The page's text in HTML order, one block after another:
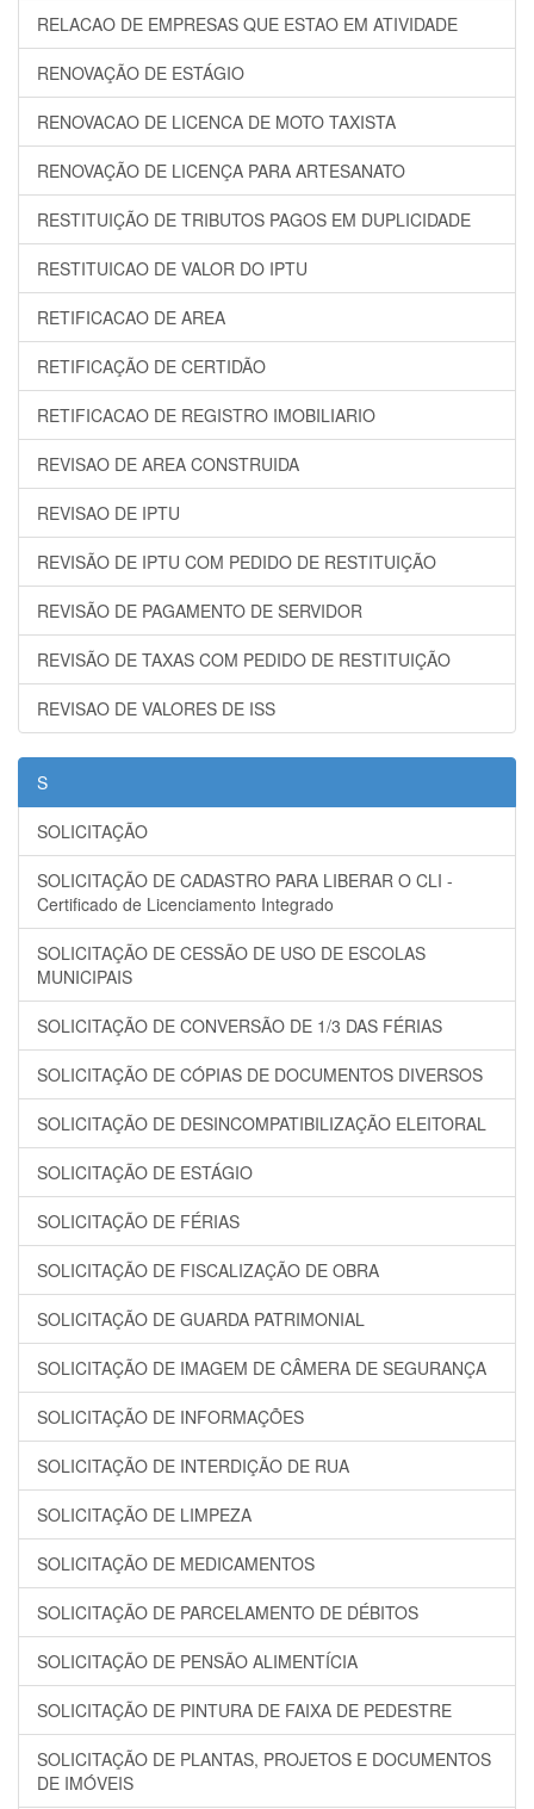
RELACAO DE EMPRESAS QUE ESTAO EM ATIVIDADE
RENOVAÇÃO DE ESTÁGIO
RENOVACAO DE LICENCA DE MOTO TAXISTA
RENOVAÇÃO DE LICENÇA PARA ARTESANATO
RESTITUIÇÃO DE TRIBUTOS PAGOS EM DUPLICIDADE
RESTITUICAO DE VALOR DO IPTU
RETIFICACAO DE AREA
RETIFICAÇÃO DE CERTIDÃO
RETIFICACAO DE REGISTRO IMOBILIARIO
REVISAO DE AREA CONSTRUIDA
REVISAO DE IPTU
REVISÃO DE IPTU COM PEDIDO DE RESTITUIÇÃO
REVISÃO DE PAGAMENTO DE SERVIDOR
REVISÃO DE TAXAS COM PEDIDO DE RESTITUIÇÃO
REVISAO DE VALORES DE ISS
S
SOLICITAÇÃO
SOLICITAÇÃO DE CADASTRO PARA LIBERAR O CLI -
Certificado de Licenciamento Integrado
SOLICITAÇÃO DE CESSÃO DE USO DE ESCOLAS
MUNICIPAIS
SOLICITAÇÃO DE CONVERSÃO DE 1/3 DAS FÉRIAS
SOLICITAÇÃO DE CÓPIAS DE DOCUMENTOS DIVERSOS
SOLICITAÇÃO DE DESINCOMPATIBILIZAÇÃO ELEITORAL
SOLICITAÇÃO DE ESTÁGIO
SOLICITAÇÃO DE FÉRIAS
SOLICITAÇÃO DE FISCALIZAÇÃO DE OBRA
SOLICITAÇÃO DE GUARDA PATRIMONIAL
SOLICITAÇÃO DE IMAGEM DE CÂMERA DE SEGURANÇA
SOLICITAÇÃO DE INFORMAÇÕES
SOLICITAÇÃO DE INTERDIÇÃO DE RUA
SOLICITAÇÃO DE LIMPEZA
SOLICITAÇÃO DE MEDICAMENTOS
SOLICITAÇÃO DE PARCELAMENTO DE DÉBITOS
SOLICITAÇÃO DE PENSÃO ALIMENTÍCIA
SOLICITAÇÃO DE PINTURA DE FAIXA DE PEDESTRE
SOLICITAÇÃO DE PLANTAS, PROJETOS E DOCUMENTOS
DE IMÓVEIS